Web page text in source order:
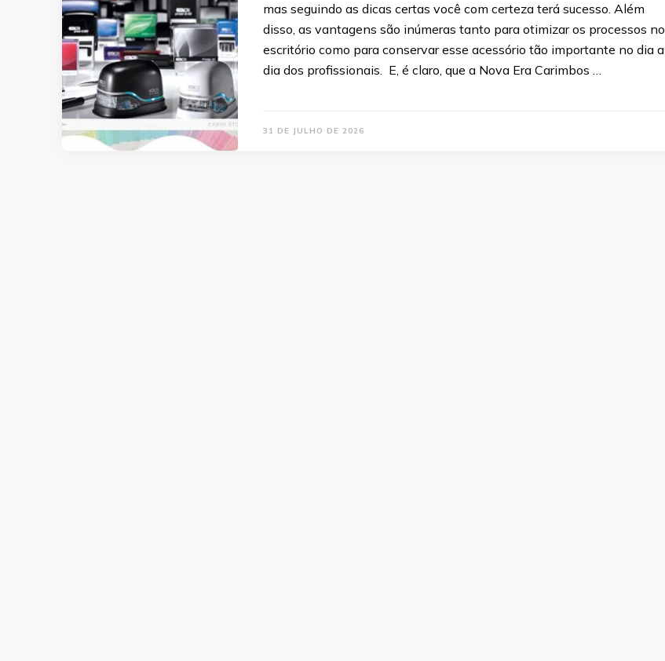
mas seguindo as dicas certas você com certeza terá sucesso. Além
disso, as vantagens são inúmeras tanto para otimizar os processos no
escritório como para conservar esse acessório tão importante no dia a
dia dos profissionais. E, é claro, que a Nova Era Carimbos …
31 DE JULHO DE 2026